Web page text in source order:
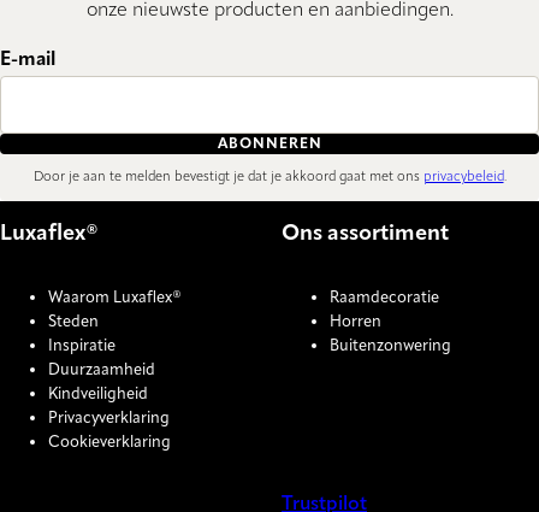
onze nieuwste producten en aanbiedingen.
E-mail
ABONNEREN
Door je aan te melden bevestigt je dat je akkoord gaat met ons privacybeleid.
Luxaflex®
Waarom Luxaflex®
Steden
Inspiratie
Duurzaamheid
Kindveiligheid
Privacyverklaring
Cookieverklaring
Ons assortiment
Raamdecoratie
Horren
Buitenzonwering
Trustpilot